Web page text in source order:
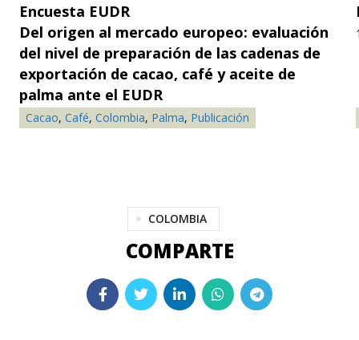
Cacao, Café, Colombia, Palma, Publicación
Encuesta EUDR
Del origen al mercado europeo: evaluación
del nivel de preparación de las cadenas de
exportación de cacao, café y aceite de
palma ante el EUDR
15 de junio de 2026
COLOMBIA